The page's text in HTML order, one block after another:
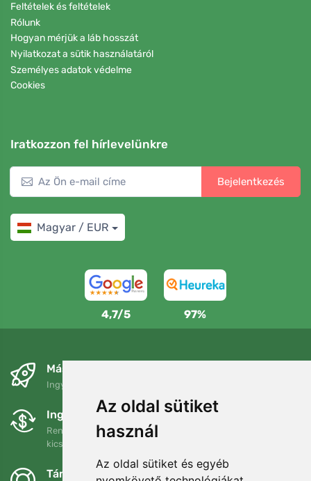
Az oldal sütiket
használ
Az oldal sütiket és egyéb
Feltételek és feltételek
Rólunk
Hogyan mérjük a láb hosszát
Nyilatkozat a sütik használatáról
Személyes adatok védelme
Cookies
Iratkozzon fel hírlevelünkre
Bejelentkezés
Magyar / EUR
4,7/5 97%
Másnapra és ingyenesen
Ingyenes szállítás a következő összeg felett: 80 EUR
Ingyenes csere és visszaküldés
Rendelését 90 napon belül bármikor visszaküldheti vagy
kicserélheti.
Támogatjuk a Trees.org-ot